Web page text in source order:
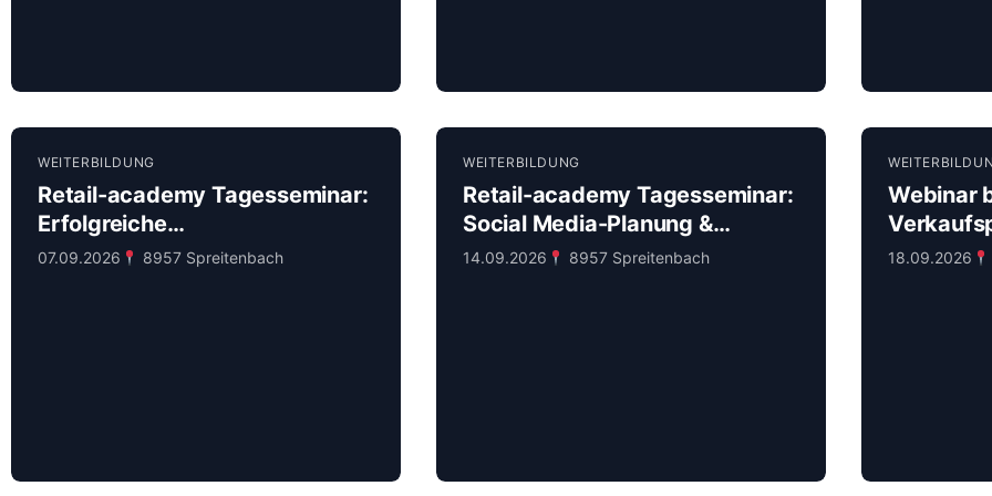
WEITERBILDUNG
Retail-academy Tagesseminar:
Erfolgreiche
Verkaufsgespräche
07.09.2026 8957 Spreitenbach
WEITERBILDUNG
Retail-academy Tagesseminar:
Social Media-Planung &
Content-Erstellung mit KI
14.09.2026 8957 Spreitenbach
Webinar
18.09.2026